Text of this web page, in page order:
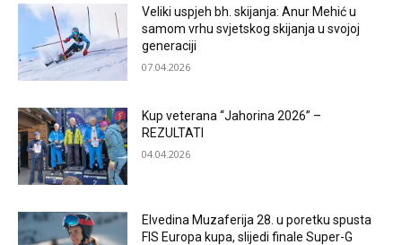
Veliki uspjeh bh. skijanja: Anur Mehić u
samom vrhu svjetskog skijanja u svojoj
generaciji
07.04.2026
Kup veterana “Jahorina 2026” –
REZULTATI
04.04.2026
Elvedina Muzaferija 28. u poretku spusta
FIS Europa kupa, slijedi finale Super-G